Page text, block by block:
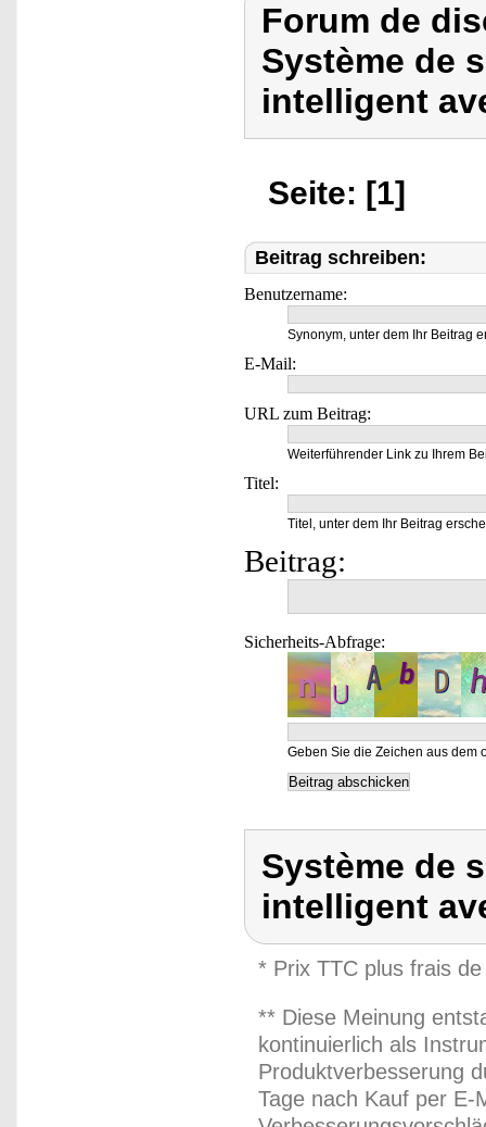
Forum de
Système de
intelligent
Seite: [1]
Beitrag schreiben:
Benutzername:
Synonym, unter dem Ihr Beitrag
E-Mail:
URL zum Beitrag:
Weiterführender Link zu Ihrem
Titel:
Titel, unter dem Ihr Beitrag
Beitrag:
Sicherheits-Abfrage:
Geben Sie die Zeichen aus dem
Système de
intelligent
* Prix TTC plus frais
** Diese Meinung
kontinuierlich als
Produktverbesserung
Tage nach Kauf per E-